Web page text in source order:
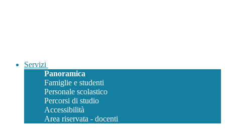
Servizi
Panoramica
Famiglie e studenti
Personale scolastico
Percorsi di studio
Accessibilità
Area riservata - docenti